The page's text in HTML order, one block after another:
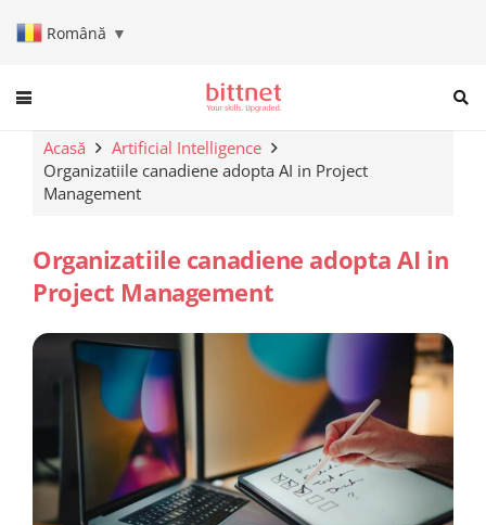
Română ▼
When autocomplete results
Acasă
Artificial Intelligence
Organizatiile canadiene adopta AI in Project
Management
Organizatiile canadiene adopta AI in
Project Management